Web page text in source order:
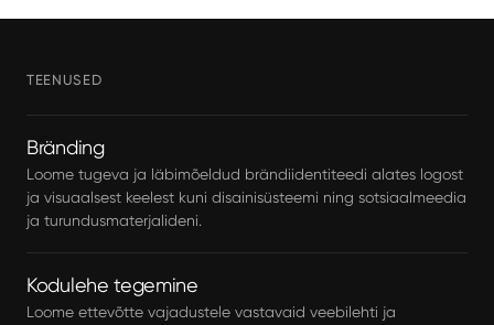
TEENUSED
Bränding
Loome tugeva ja läbimõeldud brändiidentiteedi alates logost
ja visuaalsest keelest kuni disainisüsteemi ning sotsiaalmeedia
ja turundusmaterjalideni.
Kodulehe tegemine
Loome ettevõtte vajadustele vastavaid veebilehti ja